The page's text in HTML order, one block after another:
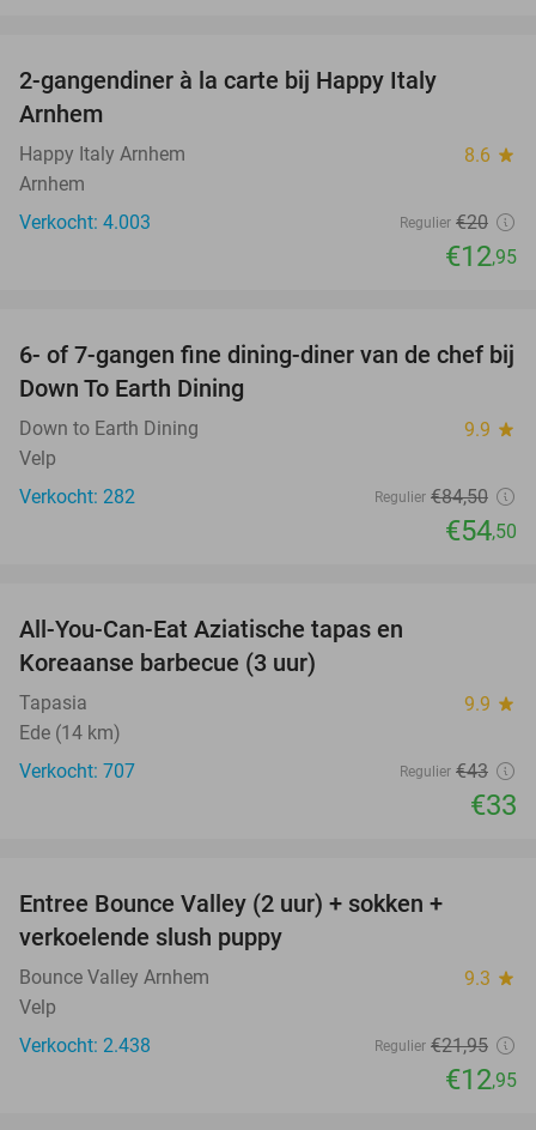
2-gangendiner à la carte bij Happy Italy
Arnhem
Happy Italy Arnhem 8.6 star
Arnhem
Verkocht: 4.003
Regulier €20
€12,95
36%
6- of 7-gangen fine dining-diner van de chef bij
Down To Earth Dining
Down to Earth Dining 9.9 star
Velp
Verkocht: 282
Regulier €84,50
€54,50
All-You-Can-Eat Aziatische tapas en
Koreaanse barbecue (3 uur)
Tapasia 9.9 star
Ede (14 km)
Verkocht: 707
Regulier €43
€33
Entree Bounce Valley (2 uur) + sokken +
verkoelende slush puppy
Bounce Valley Arnhem 9.3 star
Velp
Verkocht: 2.438
Regulier €21,95
€12,95